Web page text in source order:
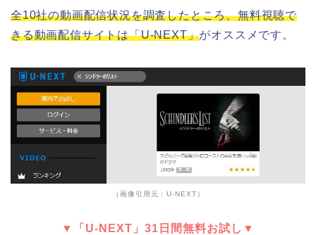
全10社の動画配信状況を調査したところ、無料視聴で
きる動画配信サイトは「U-NEXT」がオススメです。
（画像引用元：U-NEXT）
▼「U-NEXT」31日間無料お試し▼